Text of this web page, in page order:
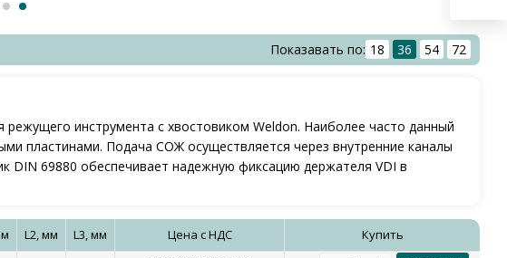
Показавать по: 18 36 54 72
режущего инструмента с хвостовиком Weldon. Наиболее часто данный
пластинами. Подача СОЖ осуществляется через внутренние каналы
DIN 69880 обеспечивает надежную фиксацию держателя VDI в
L2, мм L3, мм Цена с НДС Купить